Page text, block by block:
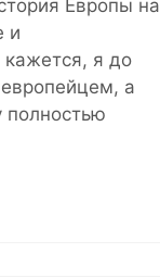
Европы на
и
кажется, я до
а
полностью